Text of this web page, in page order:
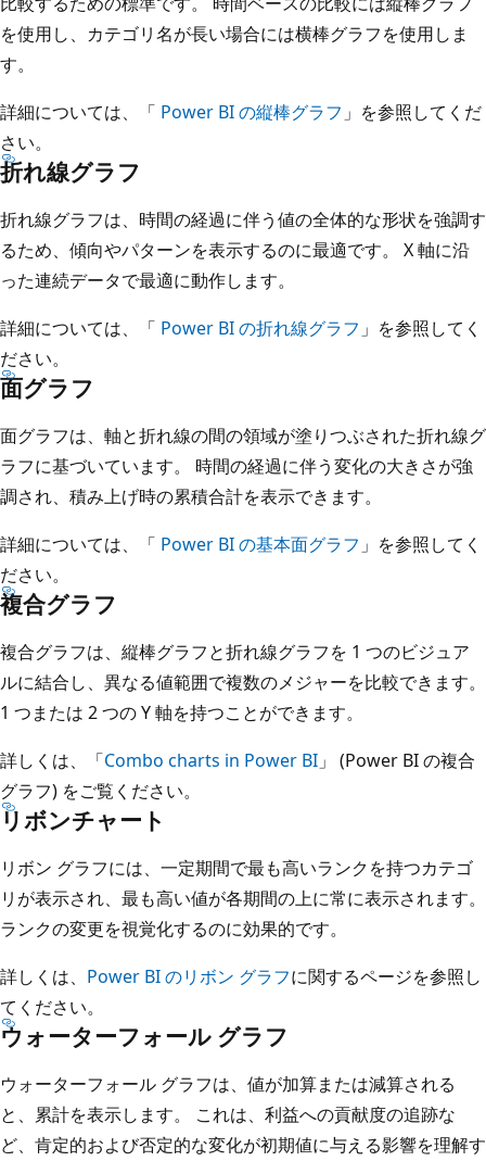
を使用し、カテゴリ名が長い場合には横棒グラフを使用しま
す。
詳細については、「 Power BI の縦棒グラフ 」を参照してくだ
さい。
折れ線グラフ
折れ線グラフは、時間の経過に伴う値の全体的な形状を強調す
るため、傾向やパターンを表示するのに最適です。 X 軸に沿
った連続データで最適に動作します。
詳細については、「 Power BI の折れ線グラフ 」を参照してく
ださい。
面グラフ
面グラフは、軸と折れ線の間の領域が塗りつぶされた折れ線グ
ラフに基づいています。 時間の経過に伴う変化の大きさが強
調され、積み上げ時の累積合計を表示できます。
詳細については、「 Power BI の基本面グラフ 」を参照してく
ださい。
複合グラフ
複合グラフは、縦棒グラフと折れ線グラフを 1 つのビジュア
ルに結合し、異なる値範囲で複数のメジャーを比較できます。
1 つまたは 2 つの Y 軸を持つことができます。
詳しくは、「Combo charts in Power BI 」 (Power BI の複合
グラフ) をご覧ください。
リボンチャート
リボン グラフには、一定期間で最も高いランクを持つカテゴ
リが表示され、最も高い値が各期間の上に常に表示されます。
ランクの変更を視覚化するのに効果的です。
詳しくは、 Power BI のリボン グラフに関するページを参照し
てください。
ウォーターフォール グラフ
ウォーターフォール グラフは、値が加算または減算される
と、累計を表示します。 これは、利益への貢献度の追跡な
ど、肯定的および否定的な変化が初期値に与える影響を理解す